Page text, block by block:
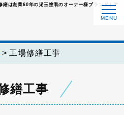
は創業60年の児玉塗装のオーナー様ブランド｜ア
> 工場修繕工事
繕工事